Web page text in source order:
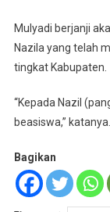
Mulyadi berjanji
Nazila yang telah
tingkat Kabupaten.
“Kepada Nazil
beasiswa,” katanya.
Bagikan